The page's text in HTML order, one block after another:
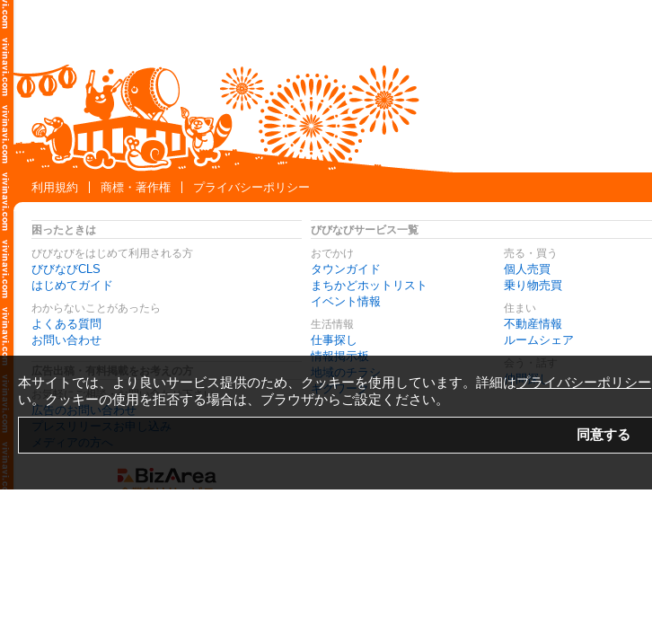
利用規約
商標・著作権 プライバシーポリシー
困ったときは
びびなびをはじめて利用される方
びびなびCLS
はじめてガイド
わからないことがあったら
よくある質問
お問い合わせ
お気軽にご相談・お問い合わせ下さい
広告のお問い合わせ
プレスリリースお申し込み
メディアの方へ
びびなびサービス一覧
おでかけ
タウンガイド
まちかどホットリスト
イベント情報
生活情報
仕事探し
情報掲示板
地域のチラシ
ギグワーク
売る・買う
個人売買
乗り物売買
住まい
不動産情報
ルームシェア
仲間探し
本サイトでは、より良いサービス提供のため、クッキーを使用しています。詳細はプライバシーポリシー
い。クッキーの使用を拒否する場合は、ブラウザからご設定ください。